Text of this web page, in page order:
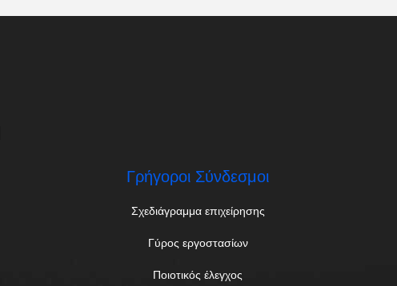
Γρήγοροι Σύνδεσμοι
Σχεδιάγραμμα επιχείρησης
Γύρος εργοστασίων
Ποιοτικός έλεγχος